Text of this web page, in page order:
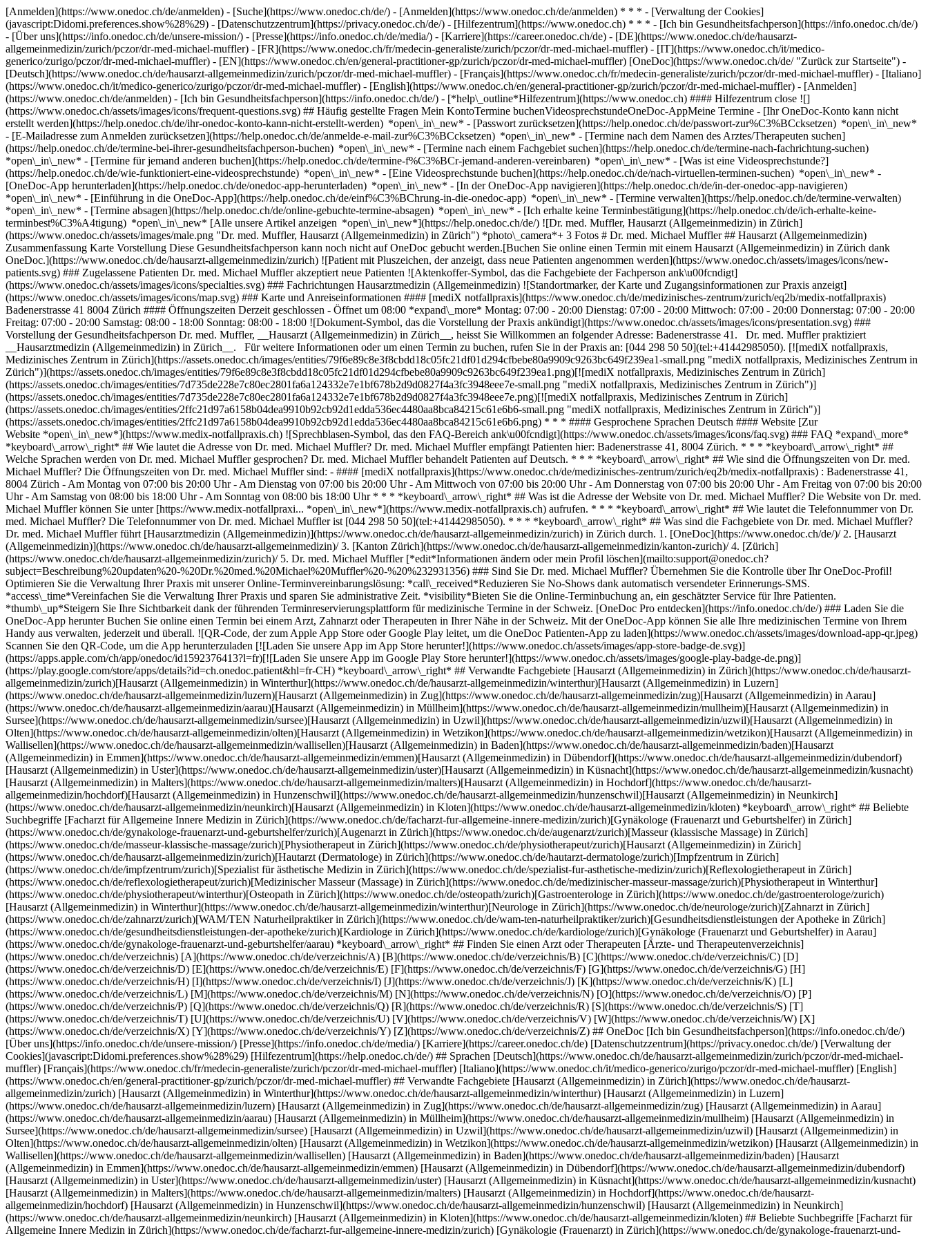
[Anmelden](https://www.onedoc.ch/de/anmelden) - [Suche](https://www.onedoc.ch/de/) - [Anmelden](https://www.onedoc.ch/de/anmelden) * * * - [Verwaltung der Cookies]
(javascript:Didomi.preferences.show%28%29) - [Datenschutzzentrum](https://privacy.onedoc.ch/de/) - [Hilfezentrum](https://www.onedoc.ch) * * * - [Ich bin Gesundheitsfachperson](https://info.onedoc.ch/de/)
- [Über uns](https://info.onedoc.ch/de/unsere-mission/) - [Presse](https://info.onedoc.ch/de/media/) - [Karriere](https://career.onedoc.ch/de) - [DE](https://www.onedoc.ch/de/hausarzt-
allgemeinmedizin/zurich/pczor/dr-med-michael-muffler) - [FR](https://www.onedoc.ch/fr/medecin-generaliste/zurich/pczor/dr-med-michael-muffler) - [IT](https://www.onedoc.ch/it/medico-
generico/zurigo/pczor/dr-med-michael-muffler) - [EN](https://www.onedoc.ch/en/general-practitioner-gp/zurich/pczor/dr-med-michael-muffler) [OneDoc](https://www.onedoc.ch/de/ "Zurück zur Startseite") -
[Deutsch](https://www.onedoc.ch/de/hausarzt-allgemeinmedizin/zurich/pczor/dr-med-michael-muffler) - [Français](https://www.onedoc.ch/fr/medecin-generaliste/zurich/pczor/dr-med-michael-muffler) - [Italiano]
(https://www.onedoc.ch/it/medico-generico/zurigo/pczor/dr-med-michael-muffler) - [English](https://www.onedoc.ch/en/general-practitioner-gp/zurich/pczor/dr-med-michael-muffler) - [Anmelden]
(https://www.onedoc.ch/de/anmelden) - [Ich bin Gesundheitsfachperson](https://info.onedoc.ch/de/) - [*help\_outline*Hilfezentrum](https://www.onedoc.ch) #### Hilfezentrum close ![]
(https://www.onedoc.ch/assets/images/icons/frequent-questions.svg) ## Häufig gestellte Fragen Mein KontoTermine buchenVideosprechstundeOneDoc-AppMeine Termine - [Ihr OneDoc-Konto kann nicht
erstellt werden](https://help.onedoc.ch/de/ihr-onedoc-konto-kann-nicht-erstellt-werden) *open\_in\_new* - [Passwort zurücksetzen](https://help.onedoc.ch/de/passwort-zur%C3%BCcksetzen) *open\_in\_new*
- [E-Mailadresse zum Anmelden zurücksetzen](https://help.onedoc.ch/de/anmelde-e-mail-zur%C3%BCcksetzen) *open\_in\_new* - [Termine nach dem Namen des Arztes/Therapeuten suchen]
(https://help.onedoc.ch/de/termine-bei-ihrer-gesundheitsfachperson-buchen) *open\_in\_new* - [Termine nach einem Fachgebiet suchen](https://help.onedoc.ch/de/termine-nach-fachrichtung-suchen)
*open\_in\_new* - [Termine für jemand anderen buchen](https://help.onedoc.ch/de/termine-f%C3%BCr-jemand-anderen-vereinbaren) *open\_in\_new* - [Was ist eine Videosprechstunde?]
(https://help.onedoc.ch/de/wie-funktioniert-eine-videosprechstunde) *open\_in\_new* - [Eine Videosprechstunde buchen](https://help.onedoc.ch/de/nach-virtuellen-terminen-suchen) *open\_in\_new* -
[OneDoc-App herunterladen](https://help.onedoc.ch/de/onedoc-app-herunterladen) *open\_in\_new* - [In der OneDoc-App navigieren](https://help.onedoc.ch/de/in-der-onedoc-app-navigieren)
*open\_in\_new* - [Einführung in die OneDoc-App](https://help.onedoc.ch/de/einf%C3%BChrung-in-die-onedoc-app) *open\_in\_new* - [Termine verwalten](https://help.onedoc.ch/de/termine-verwalten) *open\_in\_new* - [Termine absagen](https://help.onedoc.ch/de/online-gebuchte-termine-absagen) *open\_in\_new* - [Ich erhalte keine Terminbestätigung](https://help.onedoc.ch/de/ich-erhalte-keine-terminbest%C3%A4tigung) *open\_in\_new* [Alle unsere Artikel anzeigen *open\_in\_new*](https://help.onedoc.ch/de/) ![Dr. med. Muffler, Hausarzt (Allgemeinmedizin) in Zürich](https://www.onedoc.ch/assets/images/male.png "Dr. med. Muffler, Hausarzt (Allgemeinmedizin) in Zürich") *photo\_camera*+ 3 Fotos # Dr. med. Michael Muffler ## Hausarzt (Allgemeinmedizin) Zusammenfassung Karte Vorstellung Diese Gesundheitsfachperson kann noch nicht auf OneDoc gebucht werden.[Buchen Sie online einen Termin mit einem Hausarzt (Allgemeinmedizin) in Zürich dank OneDoc.](https://www.onedoc.ch/de/hausarzt-allgemeinmedizin/zurich) ![Patient mit Pluszeichen, der anzeigt, dass neue Patienten angenommen werden](https://www.onedoc.ch/assets/images/icons/new-patients.svg) ### Zugelassene Patienten Dr. med. Michael Muffler akzeptiert neue Patienten ![Aktenkoffer-Symbol, das die Fachgebiete der Fachperson ank\u00fcndigt](https://www.onedoc.ch/assets/images/icons/specialties.svg) ### Fachrichtungen Hausarztmedizin (Allgemeinmedizin) ![Standortmarker, der Karte und Zugangsinformationen zur Praxis anzeigt](https://www.onedoc.ch/assets/images/icons/map.svg) ### Karte und Anreiseinformationen #### [mediX notfallpraxis](https://www.onedoc.ch/de/medizinisches-zentrum/zurich/eq2b/medix-notfallpraxis) Badenerstrasse 41 8004 Zürich #### Öffnungszeiten Derzeit geschlossen - Öffnet um 08:00 *expand\_more* Montag: 07:00 - 20:00 Dienstag: 07:00 - 20:00 Mittwoch: 07:00 - 20:00 Donnerstag: 07:00 - 20:00 Freitag: 07:00 - 20:00 Samstag: 08:00 - 18:00 Sonntag: 08:00 - 18:00 ![Dokument-Symbol, das die Vorstellung der Praxis ankündigt](https://www.onedoc.ch/assets/images/icons/presentation.svg) ### Vorstellung der Gesundheitsfachperson Dr. med. Muffler, __Hausarzt (Allgemeinmedizin) in Zürich__, heisst Sie Willkommen an folgender Adresse: Badenerstrasse 41. Dr. med. Muffler praktiziert __Hausarztmedizin (Allgemeinmedizin) in Zürich__. Für weitere Informationen oder um einen Termin zu buchen, rufen Sie in der Praxis an: [044 298 50 50](tel:+41442985050). [![mediX notfallpraxis, Medizinisches Zentrum in Zürich](https://assets.onedoc.ch/images/entities/79f6e89c8e3f8cbdd18c05fc21df01d294cfbebe80a9909c9263bc649f239ea1-small.png "mediX notfallpraxis, Medizinisches Zentrum in Zürich")](https://assets.onedoc.ch/images/entities/79f6e89c8e3f8cbdd18c05fc21df01d294cfbebe80a9909c9263bc649f239ea1.png)[![mediX notfallpraxis, Medizinisches Zentrum in Zürich](https://assets.onedoc.ch/images/entities/7d735de228e7c80ec2801fa6a124332e7e1bf678b2d9d0827f4a3fc3948eee7e-small.png "mediX notfallpraxis, Medizinisches Zentrum in Zürich")](https://assets.onedoc.ch/images/entities/7d735de228e7c80ec2801fa6a124332e7e1bf678b2d9d0827f4a3fc3948eee7e.png)[![mediX notfallpraxis, Medizinisches Zentrum in Zürich](https://assets.onedoc.ch/images/entities/2ffc21d97a6158b04dea9910b92cb92d1edda536ec4480aa8bca84215c61e6b6-small.png "mediX notfallpraxis, Medizinisches Zentrum in Zürich")](https://assets.onedoc.ch/images/entities/2ffc21d97a6158b04dea9910b92cb92d1edda536ec4480aa8bca84215c61e6b6.png) * * * #### Gesprochene Sprachen Deutsch #### Website [Zur Website *open\_in\_new*](https://www.medix-notfallpraxis.ch) ![Sprechblasen-Symbol, das den FAQ-Bereich ank\u00fcndigt](https://www.onedoc.ch/assets/images/icons/faq.svg) ### FAQ *expand\_more* *keyboard\_arrow\_right* ## Wie lautet die Adresse von Dr. med. Michael Muffler? Dr. med. Michael Muffler empfängt Patienten hier: Badenerstrasse 41, 8004 Zürich. * * * *keyboard\_arrow\_right* ## Welche Sprachen werden von Dr. med. Michael Muffler gesprochen? Dr. med. Michael Muffler behandelt Patienten auf Deutsch. * * * *keyboard\_arrow\_right* ## Wie sind die Öffnungszeiten von Dr. med. Michael Muffler? Die Öffnungszeiten von Dr. med. Michael Muffler sind: - #### [mediX notfallpraxis](https://www.onedoc.ch/de/medizinisches-zentrum/zurich/eq2b/medix-notfallpraxis) : Badenerstrasse 41, 8004 Zürich - Am Montag von 07:00 bis 20:00 Uhr - Am Dienstag von 07:00 bis 20:00 Uhr - Am Mittwoch von 07:00 bis 20:00 Uhr - Am Donnerstag von 07:00 bis 20:00 Uhr - Am Freitag von 07:00 bis 20:00 Uhr - Am Samstag von 08:00 bis 18:00 Uhr - Am Sonntag von 08:00 bis 18:00 Uhr * * * *keyboard\_arrow\_right* ## Was ist die Adresse der Website von Dr. med. Michael Muffler? Die Website von Dr. med. Michael Muffler können Sie unter [https://www.medix-notfallpraxi... *open\_in\_new*](https://www.medix-notfallpraxis.ch) aufrufen. * * * *keyboard\_arrow\_right* ## Wie lautet die Telefonnummer von Dr. med. Michael Muffler? Die Telefonnummer von Dr. med. Michael Muffler ist [044 298 50 50](tel:+41442985050). * * * *keyboard\_arrow\_right* ## Was sind die Fachgebiete von Dr. med. Michael Muffler? Dr. med. Michael Muffler führt [Hausarztmedizin (Allgemeinmedizin)](https://www.onedoc.ch/de/hausarzt-allgemeinmedizin/zurich) in Zürich durch. 1. [OneDoc](https://www.onedoc.ch/de/)/ 2. [Hausarzt (Allgemeinmedizin)](https://www.onedoc.ch/de/hausarzt-allgemeinmedizin)/ 3. [Kanton Zürich](https://www.onedoc.ch/de/hausarzt-allgemeinmedizin/kanton-zurich)/ 4. [Zürich](https://www.onedoc.ch/de/hausarzt-allgemeinmedizin/zurich)/ 5. Dr. med. Michael Muffler [*edit*Informationen ändern oder mein Profil löschen](mailto:support@onedoc.ch?subject=Beschreibung%20updaten%20-%20Dr.%20med.%20Michael%20Muffler%20-%20%232931356) ### Sind Sie Dr. med. Michael Muffler? Übernehmen Sie die Kontrolle über Ihr OneDoc-Profil! Optimieren Sie die Verwaltung Ihrer Praxis mit unserer Online-Terminvereinbarungslösung: *call\_received*Reduzieren Sie No-Shows dank automatisch versendeter Erinnerungs-SMS. *access\_time*Vereinfachen Sie die Verwaltung Ihrer Praxis und sparen Sie administrative Zeit. *visibility*Bieten Sie die Online-Terminbuchung an, ein geschätzter Service für Ihre Patienten. *thumb\_up*Steigern Sie Ihre Sichtbarkeit dank der führenden Terminreservierungsplattform für medizinische Termine in der Schweiz. [OneDoc Pro entdecken](https://info.onedoc.ch/de/) ### Laden Sie die OneDoc-App herunter Buchen Sie online einen Termin bei einem Arzt, Zahnarzt oder Therapeuten in Ihrer Nähe in der Schweiz. Mit der OneDoc-App können Sie alle Ihre medizinischen Termine von Ihrem Handy aus verwalten, jederzeit und überall. ![QR-Code, der zum Apple App Store oder Google Play leitet, um die OneDoc Patienten-App zu laden](https://www.onedoc.ch/assets/images/download-app-qr.jpeg) Scannen Sie den QR-Code, um die App herunterzuladen [![Laden Sie unsere App im App Store herunter!](https://www.onedoc.ch/assets/images/app-store-badge-de.svg)](https://apps.apple.com/ch/app/onedoc/id1592376413?l=fr)[![Laden Sie unsere App im Google Play Store herunter!](https://www.onedoc.ch/assets/images/google-play-badge-de.png)](https://play.google.com/store/apps/details?id=ch.onedoc.patient&hl=fr-CH) *keyboard\_arrow\_right* ## Verwandte Fachgebiete [Hausarzt (Allgemeinmedizin) in Zürich](https://www.onedoc.ch/de/hausarzt-allgemeinmedizin/zurich)[Hausarzt (Allgemeinmedizin) in Winterthur](https://www.onedoc.ch/de/hausarzt-allgemeinmedizin/winterthur)[Hausarzt (Allgemeinmedizin) in Luzern](https://www.onedoc.ch/de/hausarzt-allgemeinmedizin/luzern)[Hausarzt (Allgemeinmedizin) in Zug](https://www.onedoc.ch/de/hausarzt-allgemeinmedizin/zug)[Hausarzt (Allgemeinmedizin) in Aarau](https://www.onedoc.ch/de/hausarzt-allgemeinmedizin/aarau)[Hausarzt (Allgemeinmedizin) in Müllheim](https://www.onedoc.ch/de/hausarzt-allgemeinmedizin/mullheim)[Hausarzt (Allgemeinmedizin) in Sursee](https://www.onedoc.ch/de/hausarzt-allgemeinmedizin/sursee)[Hausarzt (Allgemeinmedizin) in Uzwil](https://www.onedoc.ch/de/hausarzt-allgemeinmedizin/uzwil)[Hausarzt (Allgemeinmedizin) in Olten](https://www.onedoc.ch/de/hausarzt-allgemeinmedizin/olten)[Hausarzt (Allgemeinmedizin) in Wetzikon](https://www.onedoc.ch/de/hausarzt-allgemeinmedizin/wetzikon)[Hausarzt (Allgemeinmedizin) in Wallisellen](https://www.onedoc.ch/de/hausarzt-allgemeinmedizin/wallisellen)[Hausarzt (Allgemeinmedizin) in Baden](https://www.onedoc.ch/de/hausarzt-allgemeinmedizin/baden)[Hausarzt (Allgemeinmedizin) in Emmen](https://www.onedoc.ch/de/hausarzt-allgemeinmedizin/emmen)[Hausarzt (Allgemeinmedizin) in Dübendorf](https://www.onedoc.ch/de/hausarzt-allgemeinmedizin/dubendorf)[Hausarzt (Allgemeinmedizin) in Uster](https://www.onedoc.ch/de/hausarzt-allgemeinmedizin/uster)[Hausarzt (Allgemeinmedizin) in Küsnacht](https://www.onedoc.ch/de/hausarzt-allgemeinmedizin/kusnacht)[Hausarzt (Allgemeinmedizin) in Malters](https://www.onedoc.ch/de/hausarzt-allgemeinmedizin/malters)[Hausarzt (Allgemeinmedizin) in Hochdorf](https://www.onedoc.ch/de/hausarzt-allgemeinmedizin/hochdorf)[Hausarzt (Allgemeinmedizin) in Hunzenschwil](https://www.onedoc.ch/de/hausarzt-allgemeinmedizin/hunzenschwil)[Hausarzt (Allgemeinmedizin) in Neunkirch](https://www.onedoc.ch/de/hausarzt-allgemeinmedizin/neunkirch)[Hausarzt (Allgemeinmedizin) in Kloten](https://www.onedoc.ch/de/hausarzt-allgemeinmedizin/kloten) *keyboard\_arrow\_right* ## Beliebte Suchbegriffe [Facharzt für Allgemeine Innere Medizin in Zürich](https://www.onedoc.ch/de/facharzt-fur-allgemeine-innere-medizin/zurich)[Gynäkologe (Frauenarzt und Geburtshelfer) in Zürich](https://www.onedoc.ch/de/gynakologe-frauenarzt-und-geburtshelfer/zurich)[Augenarzt in Zürich](https://www.onedoc.ch/de/augenarzt/zurich)[Masseur (klassische Massage) in Zürich](https://www.onedoc.ch/de/masseur-klassische-massage/zurich)[Physiotherapeut in Zürich](https://www.onedoc.ch/de/physiotherapeut/zurich)[Hausarzt (Allgemeinmedizin) in Zürich](https://www.onedoc.ch/de/hausarzt-allgemeinmedizin/zurich)[Hautarzt (Dermatologe) in Züric